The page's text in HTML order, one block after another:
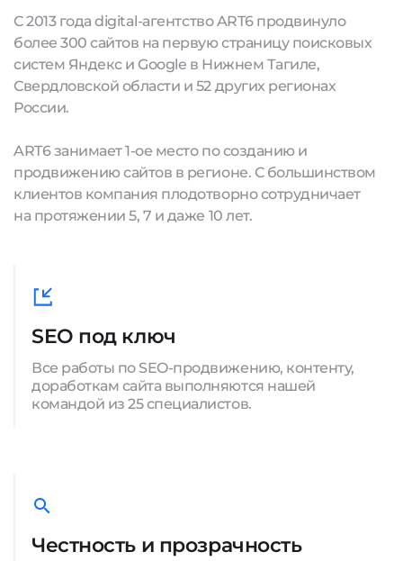
С 2013 года digital-агентство ART6 продвинуло
более 300 сайтов на первую страницу поисковых
систем Яндекс и Google в Нижнем Тагиле,
Свердловской области и 52 других регионах
России.
ART6 занимает 1-ое место по созданию и
продвижению сайтов в регионе. С большинством
клиентов компания плодотворно сотрудничает
на протяжении 5, 7 и даже 10 лет.
SEO под ключ
Все работы по SEO-продвижению, контенту,
доработкам сайта выполняются нашей
командой из 25 специалистов.
Честность и прозрачность